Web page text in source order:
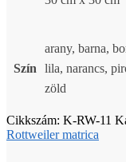
Szín
arany, barna,
lila, narancs,
zöld
Cikkszám: K-RW-11
Rottweiler matrica